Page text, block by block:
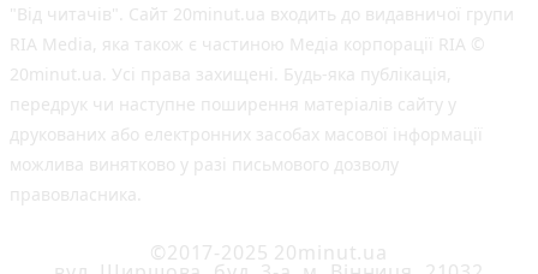
"Від читачів". Сайт 20minut.ua входить до видавничої групи
RIA Media, яка також є частиною Медіа корпорації RIA ©
20minut.ua. Усі права захищені. Будь-яка публiкацiя,
передрук чи наступне поширення матеріалів сайту у
друкованих або електронних засобах масової інформації
можлива винятково у разі письмового дозволу
правовласника.
©2017-2025 20minut.ua